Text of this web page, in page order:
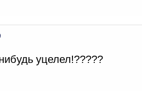
уцелел!?????